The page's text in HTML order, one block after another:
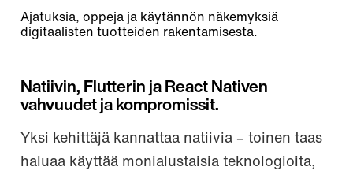
Ajatuksia, oppeja ja käytännön näkemyksiä
digitaalisten tuotteiden rakentamisesta.
Natiivin, Flutterin ja React Nativen
vahvuudet ja kompromissit.
Yksi kehittäjä kannattaa natiivia – toinen taas
haluaa käyttää monialustaisia teknologioita,